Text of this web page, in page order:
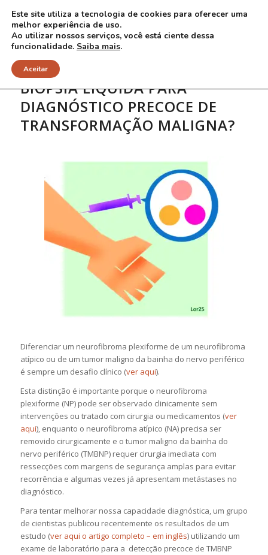
BIÓPSIA LÍQUIDA PARA
DIAGNÓSTICO PRECOCE DE
TRANSFORMAÇÃO MALIGNA?
Diferenciar um neurofibroma plexiforme de um neurofibroma
atípico ou de um tumor maligno da bainha do nervo periférico
é sempre um desafio clínico (ver aqui).
Esta distinção é importante porque o neurofibroma
plexiforme (NP) pode ser observado clinicamente sem
intervenções ou tratado com cirurgia ou medicamentos (ver
aqui), enquanto o neurofibroma atípico (NA) precisa ser
removido cirurgicamente e o tumor maligno da bainha do
nervo periférico (TMBNP) requer cirurgia imediata com
ressecções com margens de segurança amplas para evitar
recorrência e algumas vezes já apresentam metástases no
diagnóstico.
Para tentar melhorar nossa capacidade diagnóstica, um grupo
de cientistas publicou recentemente os resultados de um
estudo (ver aqui o artigo completo – em inglês) utilizando um
exame de laboratório para a detecção precoce de TMBNP
Este site utiliza a tecnologia de cookies para oferecer uma
melhor experiência de uso.
Ao utilizar nossos serviços, você está ciente dessa
funcionalidade. Saiba mais.
Aceitar